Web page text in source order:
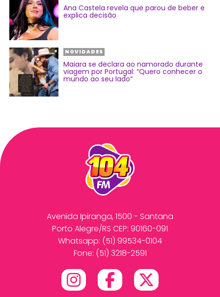
Ana Castela revela que parou de beber e
explica decisão
NOVIDADES
Maiara se declara ao namorado durante
viagem por Portugal: “Quero conhecer o
mundo ao seu lado”
Avenida Ipiranga, 1500 - Santana
Porto Alegre/RS CEP: 90160-091
Whatsapp: (51) 99534-0104
Fone: (51) 3218-2591